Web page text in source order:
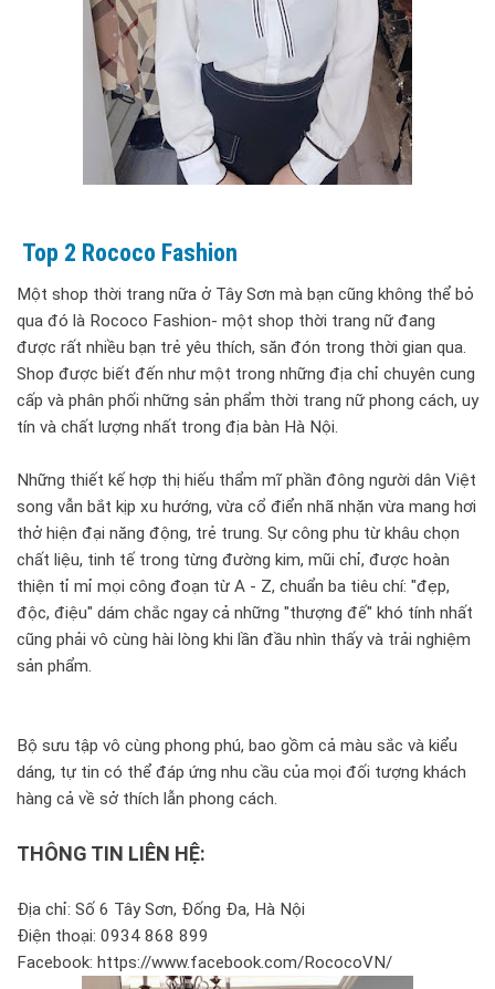
Top 2 Rococo Fashion
Một shop thời trang nữa ở Tây Sơn mà bạn cũng không thể bỏ
qua đó là Rococo Fashion- một shop thời trang nữ đang
được rất nhiều bạn trẻ yêu thích, săn đón trong thời gian qua.
Shop được biết đến như một trong những địa chỉ chuyên cung
cấp và phân phối những sản phẩm thời trang nữ phong cách, uy
tín và chất lượng nhất trong địa bàn Hà Nội.
Những thiết kế hợp thị hiếu thẩm mĩ phần đông người dân Việt
song vẫn bắt kịp xu hướng, vừa cổ điển nhã nhặn vừa mang hơi
thở hiện đại năng động, trẻ trung. Sự công phu từ khâu chọn
chất liệu, tinh tế trong từng đường kim, mũi chỉ, được hoàn
thiện tỉ mỉ mọi công đoạn từ A - Z, chuẩn ba tiêu chí: "đẹp,
độc, điệu" dám chắc ngay cả những "thượng đế" khó tính nhất
cũng phải vô cùng hài lòng khi lần đầu nhìn thấy và trải nghiệm
sản phẩm.
Bộ sưu tập vô cùng phong phú, bao gồm cả màu sắc và kiểu
dáng, tự tin có thể đáp ứng nhu cầu của mọi đối tượng khách
hàng cả về sở thích lẫn phong cách.
THÔNG TIN LIÊN HỆ:
Địa chỉ: Số 6 Tây Sơn, Đống Đa, Hà Nội
Điện thoại: 0934 868 899
Facebook: https://www.facebook.com/RococoVN/